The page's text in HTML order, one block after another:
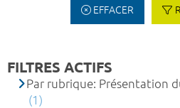
EFFACER
FILTRES ACTIFS
Par rubrique: Présentation
(1)